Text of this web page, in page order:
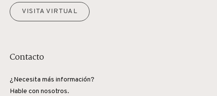
VISITA VIRTUAL
Contacto
¿Necesita más información?
Hable con nosotros.